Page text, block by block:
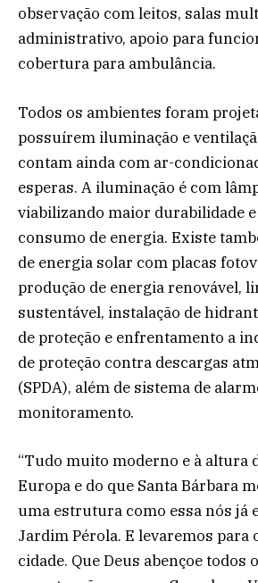
observação com leitos, salas
administrativo, apoio para
cobertura para ambulância.
Todos os ambientes foram
possuírem iluminação e
contam ainda com ar-
esperas. A iluminação é com
viabilizando maior durabilidade
consumo de energia. Existe
de energia solar com placas
produção de energia renovável,
sustentável, instalação de
de proteção e enfrentamento a
de proteção contra descargas
(SPDA), além de sistema de
monitoramento.
“Tudo muito moderno e à altura
Europa e do que Santa Bárbara
uma estrutura como essa nós já
Jardim Pérola. E levaremos para
cidade. Que Deus abençoe todos